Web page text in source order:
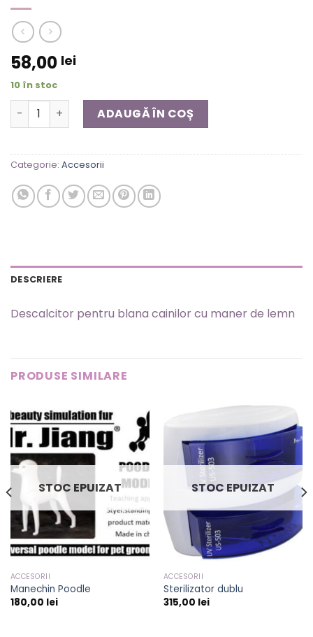
58,00 lei
10 în stoc
Cantitate DescalcitorADAUGĂ ÎN COȘ
Categorie: Accesorii
DESCRIERE
Descalcitor pentru blana cainilor cu maner de lemn
PRODUSE SIMILARE
STOC EPUIZAT
ACCESORII
Manechin Poodle
180,00 lei
STOC EPUIZAT
ACCESORII
Sterilizator dublu
315,00 lei